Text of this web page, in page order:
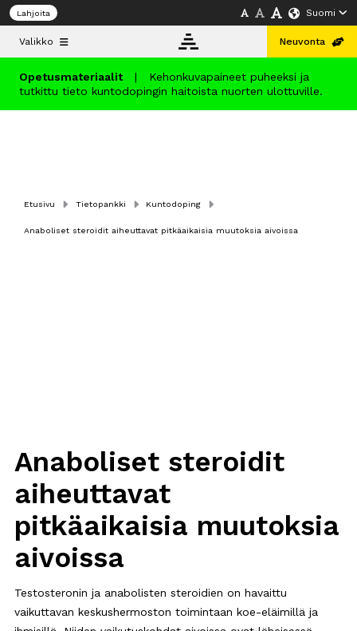
Lahjoita Suomi
Valikko
Koulutus
Neuvonta
Opetusmateriaalit |
Kehonkuvapaineet puheeksi ja
tutkittu tieto kuntodopingin haitoista nuorten ulottuville.
Etusivu Tietopankki Kuntodoping
Anaboliset steroidit aiheuttavat pitkäaikaisia muutoksia aivoissa
Anaboliset steroidit
aiheuttavat
pitkäaikaisia muutoksia
aivoissa
Testosteronin ja anabolisten steroidien on havaittu
vaikuttavan keskushermoston toimintaan koe-eläimillä ja